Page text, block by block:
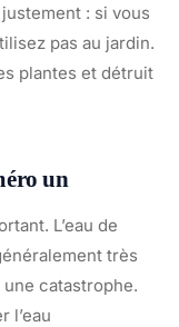
: si vous
pas au jardin.
plantes et détruit
un
L’eau de
très
une catastrophe.
l’eau